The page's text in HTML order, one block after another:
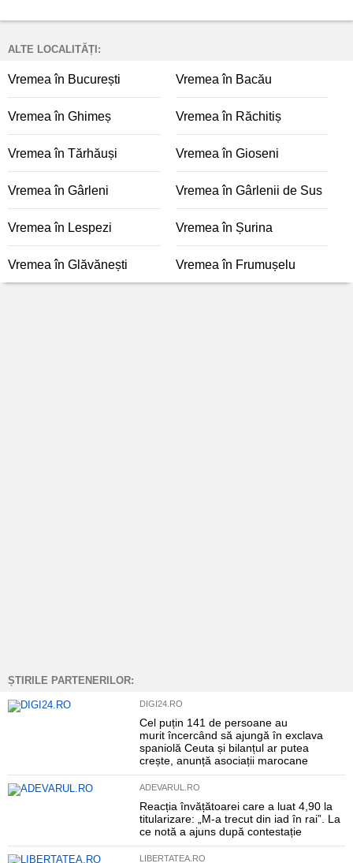
ALTE LOCALITĂȚI:
Vremea în București Vremea în Bacău
Vremea în Ghimeș Vremea în Răchitiș
Vremea în Tărhăuși Vremea în Gioseni
Vremea în Gârleni Vremea în Gârlenii de Sus
Vremea în Lespezi Vremea în Șurina
Vremea în Glăvănești Vremea în Frumușelu
ȘTIRILE PARTENERILOR:
DIGI24.RO
Cel puțin 141 de persoane au
murit încercând să ajungă în exclava
spaniolă Ceuta și bilanțul ar putea
crește, anunță asociații marocane
ADEVARUL.RO
Reacția învățătoarei care a luat 4,90 la
titularizare: „M-a trecut din iad în rai”. La
ce notă a ajuns după contestație
LIBERTATEA.RO